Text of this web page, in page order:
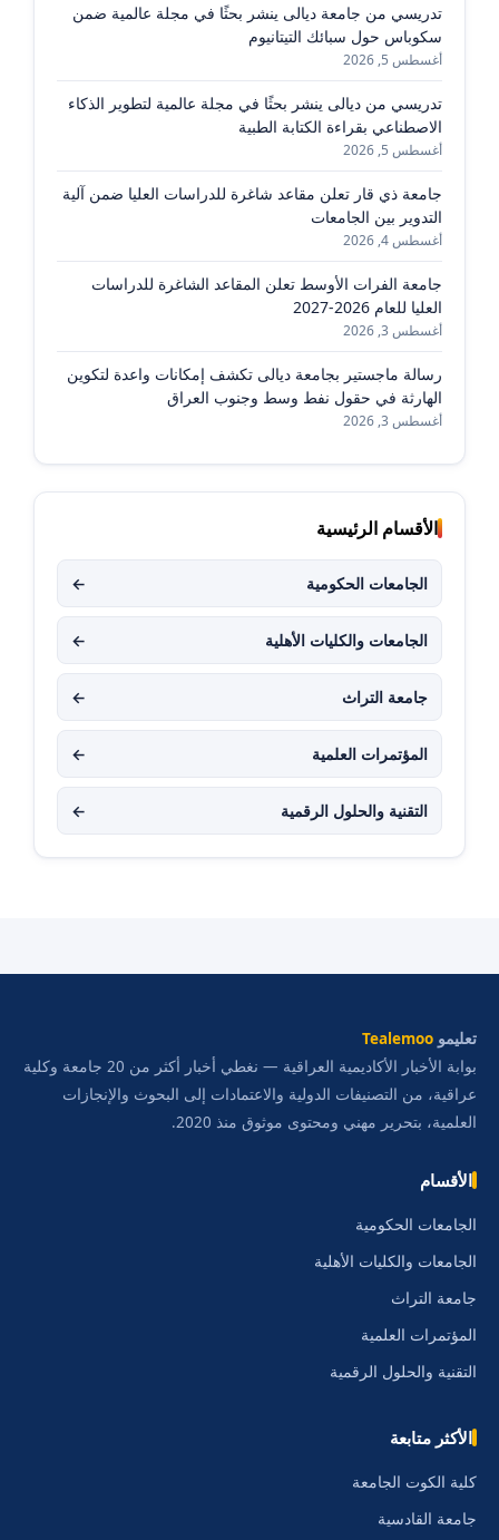
تدريسي من جامعة ديالى ينشر بحثًا في مجلة عالمية ضمن
سكوباس حول سبائك التيتانيوم
أغسطس 5, 2026
تدريسي من ديالى ينشر بحثًا في مجلة عالمية لتطوير الذكاء
الاصطناعي بقراءة الكتابة الطبية
أغسطس 5, 2026
جامعة ذي قار تعلن مقاعد شاغرة للدراسات العليا ضمن آلية
التدوير بين الجامعات
أغسطس 4, 2026
جامعة الفرات الأوسط تعلن المقاعد الشاغرة للدراسات
العليا للعام 2026-2027
أغسطس 3, 2026
رسالة ماجستير بجامعة ديالى تكشف إمكانات واعدة لتكوين
الهارثة في حقول نفط وسط وجنوب العراق
أغسطس 3, 2026
الأقسام الرئيسية
الجامعات الحكومية ←
الجامعات والكليات الأهلية ←
جامعة التراث ←
المؤتمرات العلمية ←
التقنية والحلول الرقمية ←
تعليمو Tealemoo
بوابة الأخبار الأكاديمية العراقية — نغطي أخبار أكثر من 20 جامعة وكلية
عراقية، من التصنيفات الدولية والاعتمادات إلى البحوث والإنجازات
العلمية، بتحرير مهني ومحتوى موثوق منذ 2020.
الأقسام
الجامعات الحكومية
الجامعات والكليات الأهلية
جامعة التراث
المؤتمرات العلمية
التقنية والحلول الرقمية
الأكثر متابعة
كلية الكوت الجامعة
جامعة القادسية